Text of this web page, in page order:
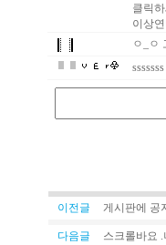
클릭
이상
ㅇ_ㅇ
sssssss
이전글 게시판에 공
다음글 스크롤바요